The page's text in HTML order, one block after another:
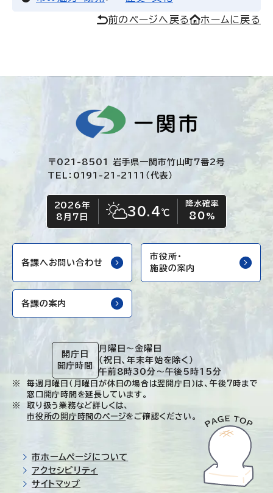
前のページへ戻る ホームに戻る
〒021-8501 岩手県一関市竹山町7番2号
TEL：0191-21-2111（代表）
今日の日付
2026年
8月7日
今日の天気
晴れ時々くもり
30.4 ℃
降水確率
80 %
各課へお問い合わせ
市役所・
施設の案内
各課の案内
開庁日
開庁時間
月曜日～金曜日
（祝日、年末年始を除く）
午前8時30分～午後5時15分
毎週月曜日（月曜日が休日の場合は翌開庁日）は、午後7時まで
窓口開庁時間を延長しています。
取り扱う業務など詳しくは、
市役所の開庁時間のページをご確認ください。
市ホームページについて
アクセシビリティ
サイトマップ